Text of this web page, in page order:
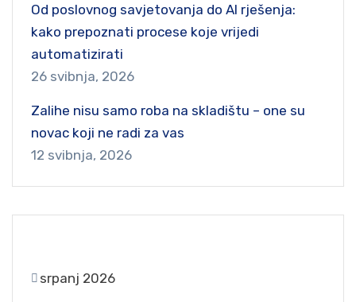
Od poslovnog savjetovanja do AI rješenja:
kako prepoznati procese koje vrijedi
automatizirati
26 svibnja, 2026
Zalihe nisu samo roba na skladištu – one su
novac koji ne radi za vas
12 svibnja, 2026
srpanj 2026